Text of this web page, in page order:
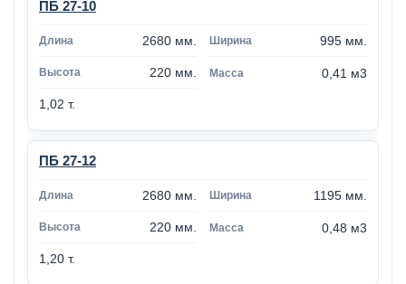
ПБ 27-10
2680 мм. 995 мм.
220 мм. 0,41 м3
1,02 т.
ПБ 27-12
2680 мм. 1195 мм.
220 мм. 0,48 м3
1,20 т.